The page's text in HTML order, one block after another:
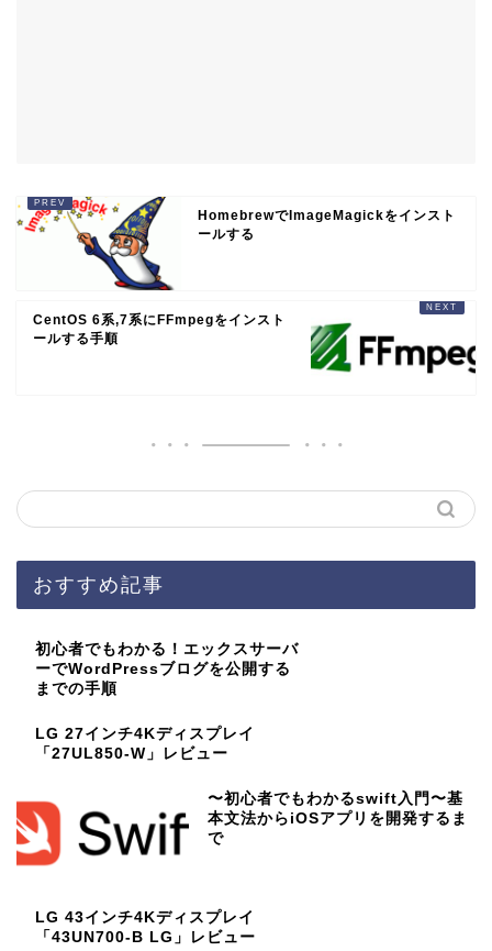
HomebrewでImageMagickをインスト
ールする
CentOS 6系,7系にFFmpegをインスト
ールする手順
おすすめ記事
初心者でもわかる！エックスサーバ
ーでWordPressブログを公開する
までの手順
LG 27インチ4Kディスプレイ
「27UL850-W」レビュー
〜初心者でもわかるswift入門〜基
本文法からiOSアプリを開発するま
で
LG 43インチ4Kディスプレイ
「43UN700-B LG」レビュー